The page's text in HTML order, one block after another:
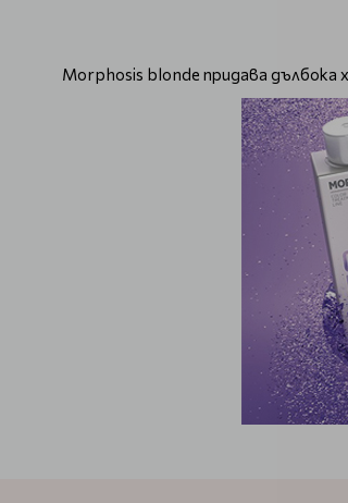
Morphosis blonde придава дълбока